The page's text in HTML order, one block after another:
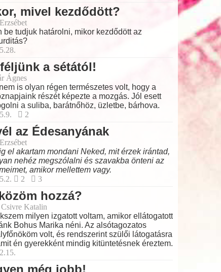
mivel kezdődött?
be tudjuk határolni, mikor kezdődött az
a sétától!
Ágnes
is olyan régen természetes volt, hogy a
részét képezte a mozgás. Jól esett
a suliba, barátnőhöz, üzletbe, bárhova.
2
az Édesanyának
el akartam mondani Neked, mit érzek irántad,
nehéz megszólalni és szavakba önteni az
amikor mellettem vagy.
2 3
hozzá?
Katalin
milyen izgatott voltam, amikor ellátogatott
Bohus Marika néni. Az alsótagozatos
volt, és rendszerint szülői látogatásra
én gyerekként mindig kitüntetésnek éreztem.